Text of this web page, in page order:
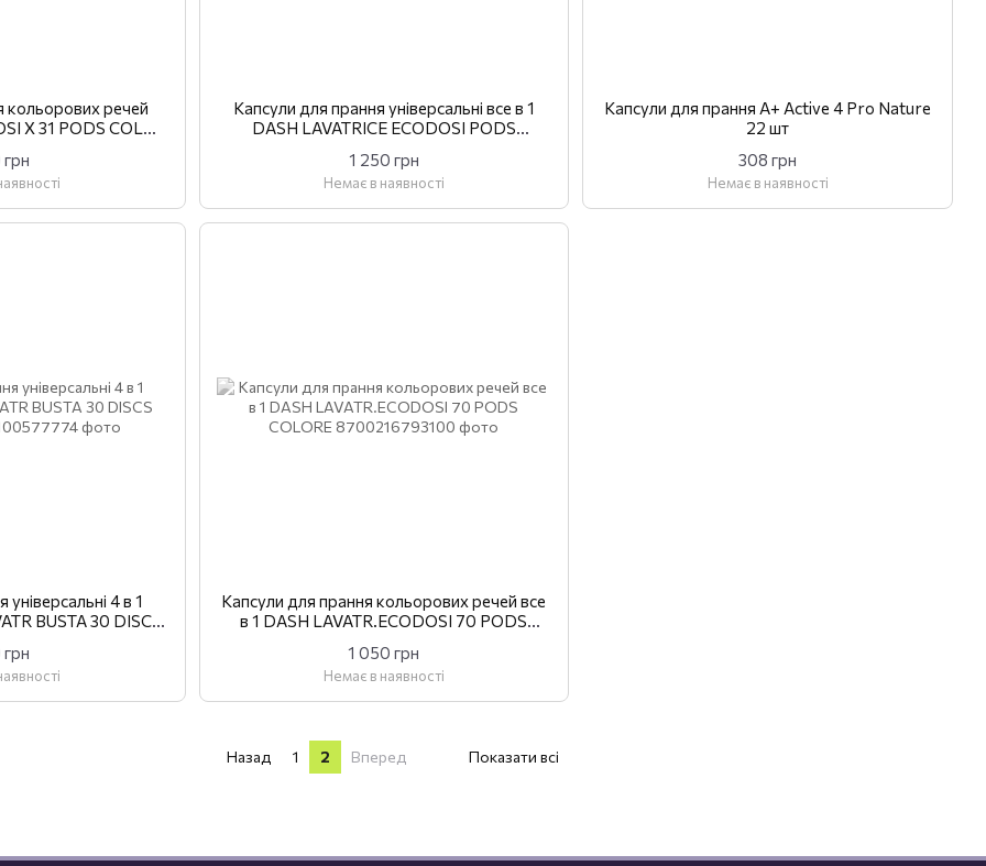
кольорових речей
X 31 PODS COLOR
Капсули для прання універсальні все в 1
DASH LAVATRICE ECODOSI PODS
1 250 грн
Немає в наявності
Капсули для прання A+ Active 4 Pro Nature
22 шт
308 грн
Немає в наявності
4 в 1
BUSTA 30 DISCS
Капсули для прання кольорових речей все
в 1 DASH LAVATR.ECODOSI 70 PODS
1 050 грн
Немає в наявності
Назад 1 2 Вперед Показати всі